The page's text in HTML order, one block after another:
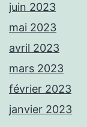
juin 2023
mai 2023
avril 2023
mars 2023
février 2023
janvier 2023